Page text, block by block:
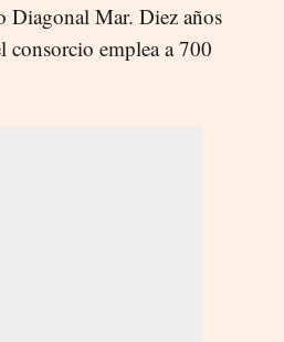
Diagonal Mar. Diez años
consorcio emplea a 700